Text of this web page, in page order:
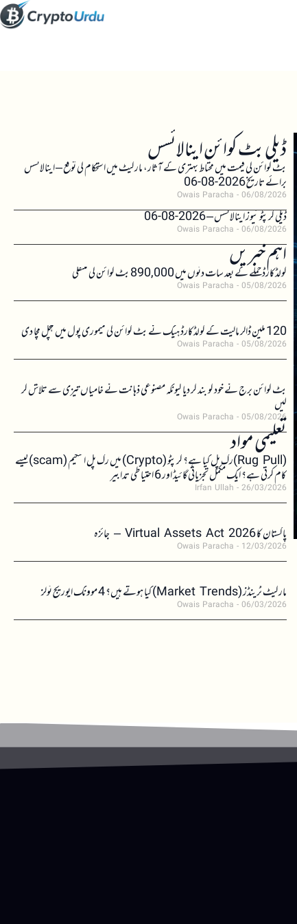
ڈیلی بٹ کوائن اینالائسس
بٹ کوائن کی قیمت میں محتاط بہتری کے آثار، مارکیٹ میں استحکام کی توقع – اینالائسس
برائے تاریخ 2026-08-06
Owais Paracha 06/08/2026
ڈیلی کرپٹو نیوز اینالائسس – 2026-08-06
Owais Paracha 06/08/2026
اہم خبریں
کولڈکارڈ حملے کے بعد سات دنوں میں 890,000 بٹ کوائن کی منتقلی
Owais Paracha 05/08/2026
120 ملین ڈالر مالیت کے کولڈکارڈ ہیک نے بٹ کوائن کی میموری پول میں ہلچل مچا دی
Owais Paracha 05/08/2026
بٹ کوائن برج نے خود کو بند کر دیا کیونکہ مصنوعی ذہانت نے خامیاں تیزی سے تلاش کر
لیں
Owais Paracha 05/08/2026
تعلیمی مواد (Rug Pull)رگ پل کیا ہے؟ کرپٹو (Crypto) میں رگ پل اسکیم (scam)کیسے
کام کرتی ہے؟ ایک مکمل تجزیاتی گائیڈ اور 6 احتیاطی تدابیر
Irfan Ullah 26/03/2026
پاکستان کا Virtual Assets Act 2026 – جائزہ
Owais Paracha 12/03/2026
مارکیٹ ٹرینڈز (Market Trends) کیا ہوتے ہیں؟ 4 موونگ ایوریج ٹولز
Owais Paracha 06/03/2026